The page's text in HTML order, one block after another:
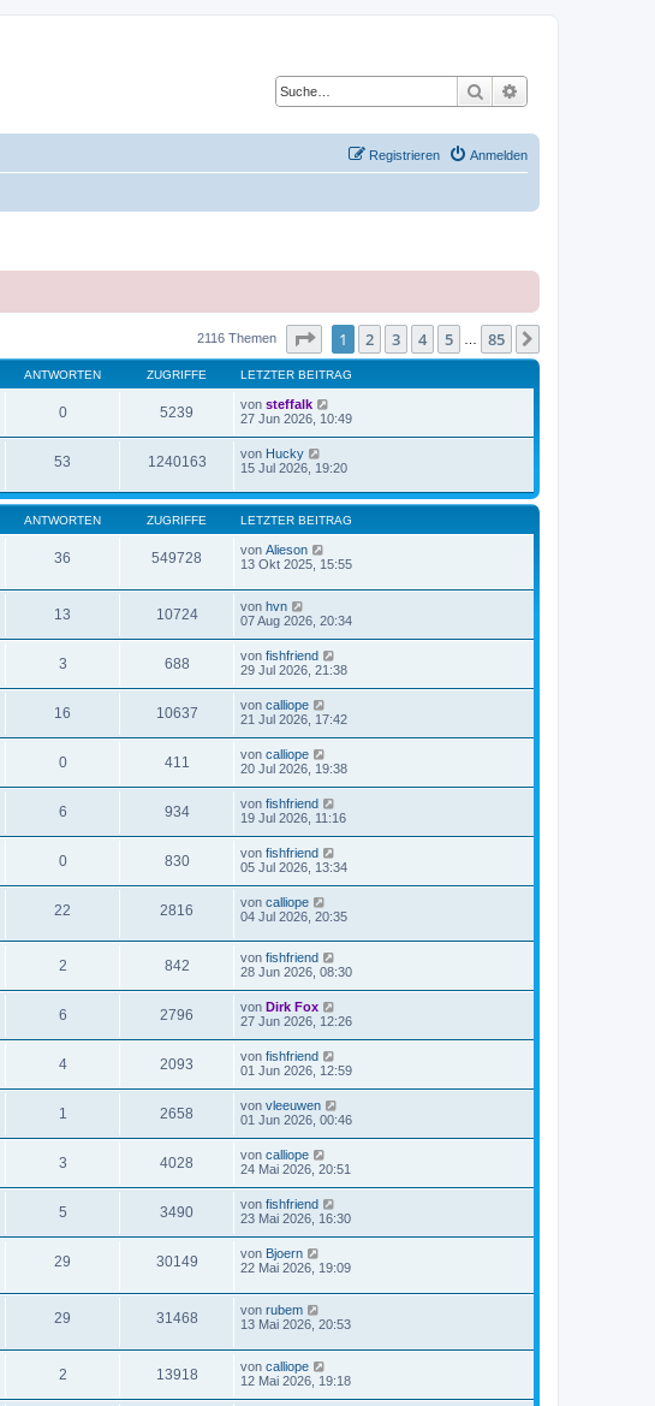
Suche
Anmelden
Registrieren
2116 Themen Seite von85
1 2 3 4 5 85
ANTWORTEN ZUGRIFFE LETZTER BEITRAG
0 5239 von steffalk
27 Jun 2026, 10:49
53 1240163 von Hucky
15 Jul 2026, 19:20
ANTWORTEN ZUGRIFFE LETZTER BEITRAG
36 549728 von Alieson
13 Okt 2025, 15:55
13 10724 von hvn
07 Aug 2026, 20:34
3 688 von fishfriend
29 Jul 2026, 21:38
16 10637 von calliope
21 Jul 2026, 17:42
0 411 von calliope
20 Jul 2026, 19:38
6 934 von fishfriend
19 Jul 2026, 11:16
0 830 von fishfriend
05 Jul 2026, 13:34
22 2816 von calliope
04 Jul 2026, 20:35
2 842 von fishfriend
28 Jun 2026, 08:30
6 2796 von Dirk Fox
27 Jun 2026, 12:26
4 2093 von fishfriend
01 Jun 2026, 12:59
1 2658 von vleeuwen
01 Jun 2026, 00:46
3 4028 von calliope
24 Mai 2026, 20:51
5 3490 von fishfriend
23 Mai 2026, 16:30
29 30149 von Bjoern
22 Mai 2026, 19:09
29 31468 von rubem
13 Mai 2026, 20:53
2 13918 von calliope
12 Mai 2026, 19:18